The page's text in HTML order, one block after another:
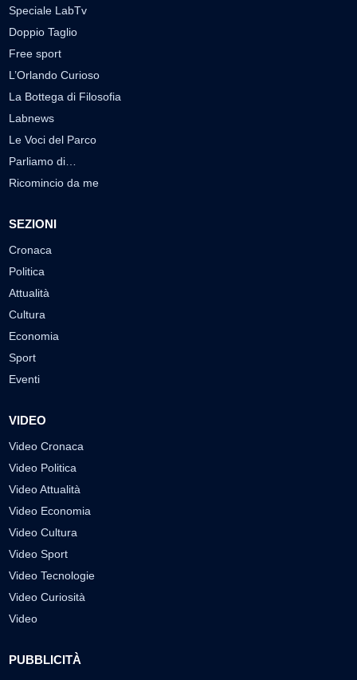
Speciale LabTv
Doppio Taglio
Free sport
L’Orlando Curioso
La Bottega di Filosofia
Labnews
Le Voci del Parco
Parliamo di…
Ricomincio da me
SEZIONI
Cronaca
Politica
Attualità
Cultura
Economia
Sport
Eventi
VIDEO
Video Cronaca
Video Politica
Video Attualità
Video Economia
Video Cultura
Video Sport
Video Tecnologie
Video Curiosità
Video
PUBBLICITÀ